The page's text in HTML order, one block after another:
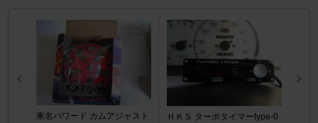
東名パワード カムアジャスト
ＨＫＳ ターボタイマーtype-0